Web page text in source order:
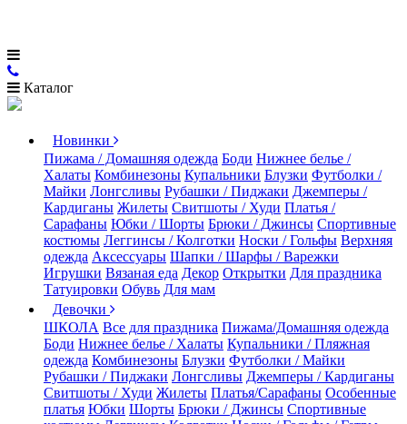
Каталог
Новинки
Пижама / Домашняя одежда Боди Нижнее белье /
Халаты Комбинезоны Купальники Блузки Футболки /
Майки Лонгсливы Рубашки / Пиджаки Джемперы /
Кардиганы Жилеты Свитшоты / Худи Платья /
Сарафаны Юбки / Шорты Брюки / Джинсы Спортивные
костюмы Леггинсы / Колготки Носки / Гольфы Верхняя
одежда Аксессуары Шапки / Шарфы / Варежки
Игрушки Вязаная еда Декор Открытки Для праздника
Татуировки Обувь Для мам
Девочки
ШКОЛА Все для праздника Пижама/Домашняя одежда
Боди Нижнее белье / Халаты Купальники / Пляжная
одежда Комбинезоны Блузки Футболки / Майки
Рубашки / Пиджаки Лонгсливы Джемперы / Кардиганы
Свитшоты / Худи Жилеты Платья/Сарафаны Особенные
платья Юбки Шорты Брюки / Джинсы Спортивные